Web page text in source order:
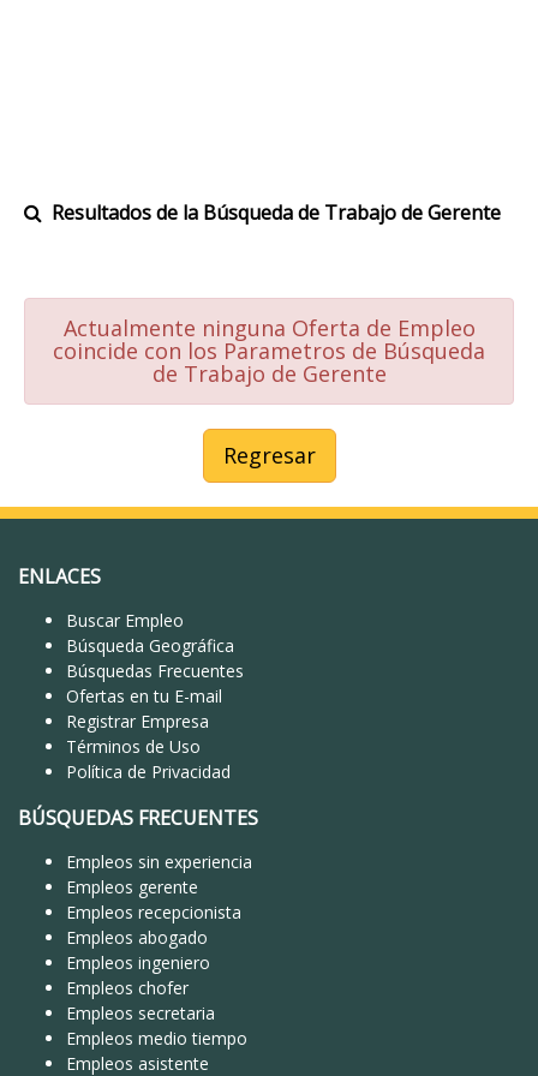
Resultados de la Búsqueda de Trabajo de Gerente
Actualmente ninguna Oferta de Empleo
coincide con los Parametros de Búsqueda
de Trabajo de Gerente
Regresar
ENLACES
Buscar Empleo
Búsqueda Geográfica
Búsquedas Frecuentes
Ofertas en tu E-mail
Registrar Empresa
Términos de Uso
Política de Privacidad
BÚSQUEDAS FRECUENTES
Empleos sin experiencia
Empleos gerente
Empleos recepcionista
Empleos abogado
Empleos ingeniero
Empleos chofer
Empleos secretaria
Empleos medio tiempo
Empleos asistente